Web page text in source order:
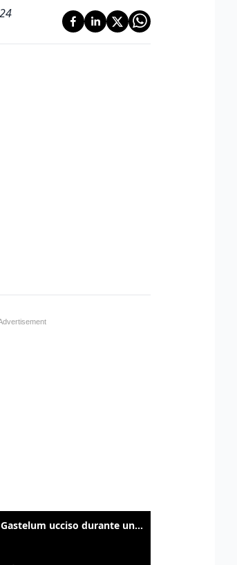
Messico, l'influencer Gastelum ucciso durante una diretta streaming